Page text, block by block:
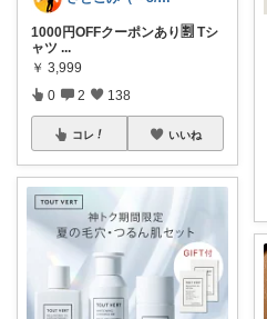
1000円OFFクーポンあり🈹 Tシ
ャツ ...
￥ 3,999
0 2 138
コレ いいね